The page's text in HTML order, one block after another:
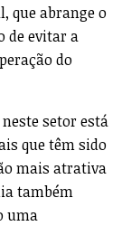
que abrange o
de evitar a
do
setor está
que têm sido
mais atrativa
também
uma